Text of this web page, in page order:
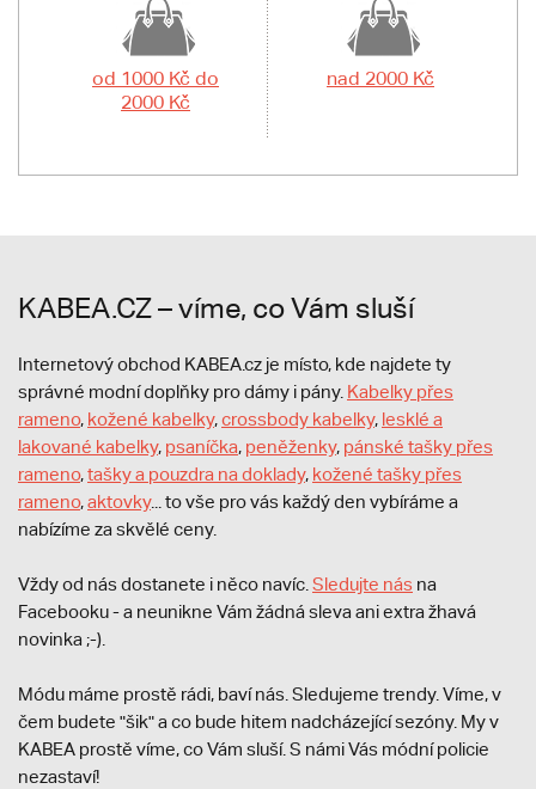
od 1000 Kč do
2000 Kč
nad 2000 Kč
KABEA.CZ – víme, co Vám sluší
Internetový obchod KABEA.cz je místo, kde najdete ty
správné modní doplňky pro dámy i pány. Kabelky přes
rameno, kožené kabelky,crossbody kabelky, lesklé a
lakované kabelky, psaníčka, peněženky, pánské tašky přes
rameno,tašky a pouzdra na doklady, kožené tašky přes
rameno,aktovky... to vše pro vás každý den vybíráme a
nabízíme za skvělé ceny.
Vždy od nás dostanete i něco navíc. Sledujte nás na
Facebooku - a neunikne Vám žádná sleva ani extra žhavá
novinka ;-).
Módu máme prostě rádi, baví nás. Sledujeme trendy. Víme, v
čem budete "šik" a co bude hitem nadcházející sezóny. My v
KABEA prostě víme, co Vám sluší. S námi Vás módní policie
nezastaví!